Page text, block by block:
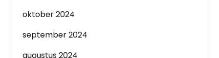
oktober 2024
september 2024
augustus 2024